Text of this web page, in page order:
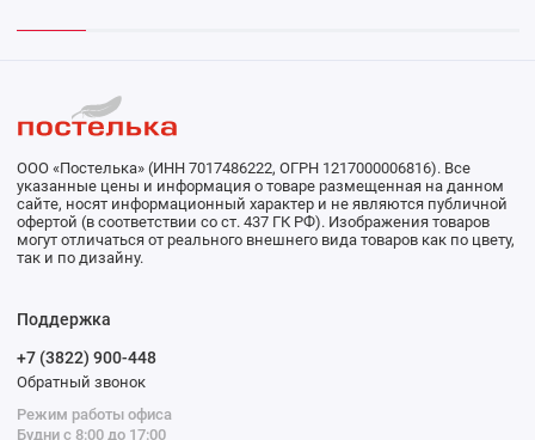
ООО «Постелька» (ИНН 7017486222, ОГРН 1217000006816). Все
указанные цены и информация о товаре размещенная на данном
сайте, носят информационный характер и не являются публичной
офертой (в соответствии со ст. 437 ГК РФ). Изображения товаров
могут отличаться от реального внешнего вида товаров как по цвету,
так и по дизайну.
Поддержка
+7 (3822) 900-448
Обратный звонок
Режим работы офиса
Будни с 8:00 до 17:00